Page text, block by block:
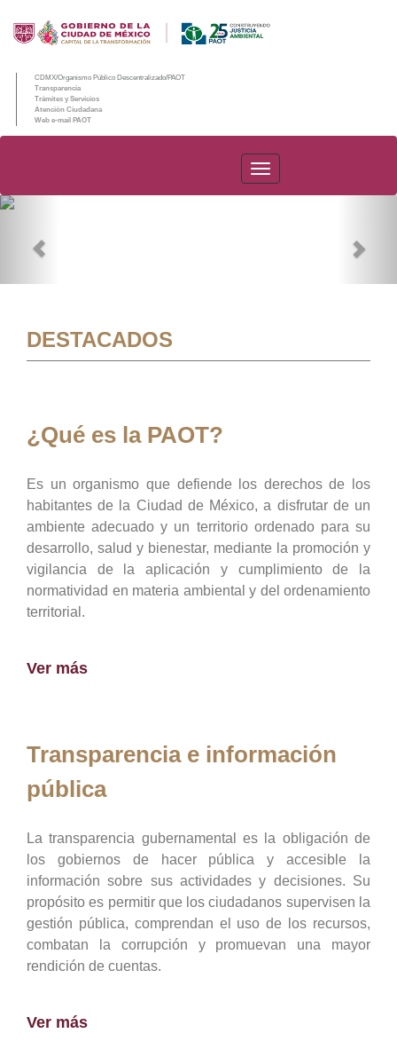
CDMX/Organismo Público Descentralizado/PAOT
Transparencia
Trámites y Servicios
Atención Ciudadana
Web e-mail PAOT
PAOT
DESTACADOS
¿Qué es la PAOT?
Es un organismo que defiende los derechos de los
habitantes de la Ciudad de México, a disfrutar de un
ambiente adecuado y un territorio ordenado para su
desarrollo, salud y bienestar, mediante la promoción y
vigilancia de la aplicación y cumplimiento de la
normatividad en materia ambiental y del ordenamiento
territorial.
Ver más
Transparencia e información
pública
La transparencia gubernamental es la obligación de
los gobiernos de hacer pública y accesible la
información sobre sus actividades y decisiones. Su
propósito es permitir que los ciudadanos supervisen la
gestión pública, comprendan el uso de los recursos,
combatan la corrupción y promuevan una mayor
rendición de cuentas.
Ver más